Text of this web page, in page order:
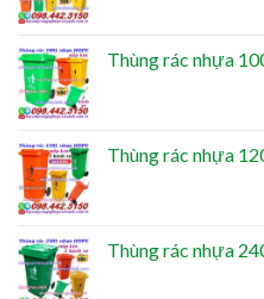
Thùng rác nhựa
Thùng rác nhựa
Thùng rác nhựa